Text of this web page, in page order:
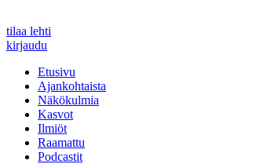
tilaa lehti
kirjaudu
Etusivu
Ajankohtaista
Näkökulmia
Kasvot
Ilmiöt
Raamattu
Podcastit